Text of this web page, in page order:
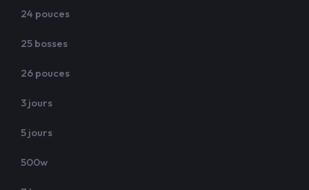
24 pouces
25 bosses
26 pouces
3 jours
5 jours
500w